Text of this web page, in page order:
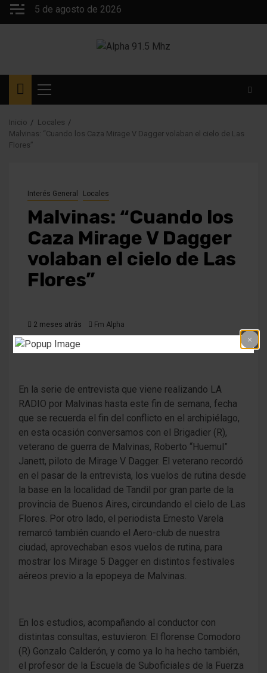
Saltar
5 de agosto de 2026
Menú
principal
Inicio
Locales
Malvinas: “Cuando los Caza Mirage V Dagger volaban el cielo de Las
Flores”
Interés General Locales
Malvinas: “Cuando los
Caza Mirage V Dagger
volaban el cielo de Las
Flores”
2 meses atrás Fm Alpha
En la serie de entrevista que viene realizando LA
RADIO por Malvinas hasta este fin de semana, fecha
que se recuerda el fin del conflicto en el archipiélago,
en esta ocasión conversamos con el Brigadier (R),
veterano de guerra de Malvinas, Roberto “Huemul”
Janett, piloto de Mirage V Dagger. El veterano recordó
en el pasar de la entrevista, los vuelos de rutina desde
la base en la localidad de Tandil por gran parte de la
provincia de Buenos Aires, circundando el cielo de Las
Flores. Por otro lado, el periodista Ernesto Varela
remarcó también cuando el Aero-club de nuestra
ciudad, aprovechaban esos vuelos de rutina, para
mostrar los Mirage 5 Dagger en distintos festivales
aéreos previo a la epopeya de Malvinas.
En los estudios, acompañando al conductor con
distintas consultas, estuvieron: El florense Comodoro
(R) Gonzalo Calderón, y como ya lo ha hecho también,
el profesor de la Escuela de Suboficiales de la Fuerza